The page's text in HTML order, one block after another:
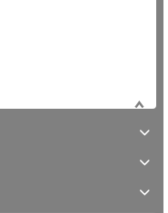


